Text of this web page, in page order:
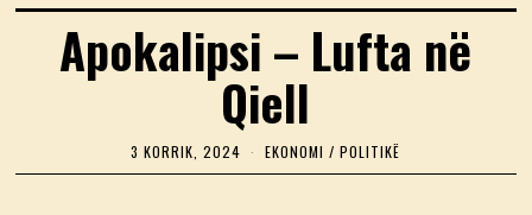
Apokalipsi – Lufta në
Qiell
3 KORRIK, 2024
K
EKONOMI / POLITIKË